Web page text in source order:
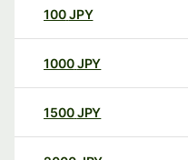
100JPY
1000JPY
1500JPY